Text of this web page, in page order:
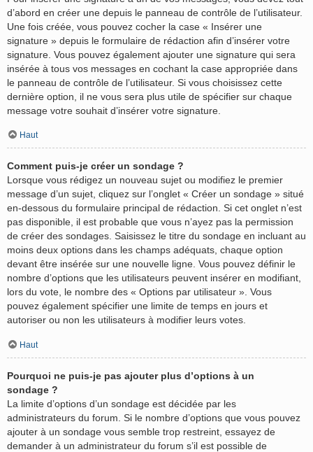
d’abord en créer une depuis le panneau de contrôle de l’utilisateur.
Une fois créée, vous pouvez cocher la case « Insérer une
signature » depuis le formulaire de rédaction afin d’insérer votre
signature. Vous pouvez également ajouter une signature qui sera
insérée à tous vos messages en cochant la case appropriée dans
le panneau de contrôle de l’utilisateur. Si vous choisissez cette
dernière option, il ne vous sera plus utile de spécifier sur chaque
message votre souhait d’insérer votre signature.
Haut
Comment puis-je créer un sondage ?
Lorsque vous rédigez un nouveau sujet ou modifiez le premier
message d’un sujet, cliquez sur l’onglet « Créer un sondage » situé
en-dessous du formulaire principal de rédaction. Si cet onglet n’est
pas disponible, il est probable que vous n’ayez pas la permission
de créer des sondages. Saisissez le titre du sondage en incluant au
moins deux options dans les champs adéquats, chaque option
devant être insérée sur une nouvelle ligne. Vous pouvez définir le
nombre d’options que les utilisateurs peuvent insérer en modifiant,
lors du vote, le nombre des « Options par utilisateur ». Vous
pouvez également spécifier une limite de temps en jours et
autoriser ou non les utilisateurs à modifier leurs votes.
Haut
Pourquoi ne puis-je pas ajouter plus d’options à un
sondage ?
La limite d’options d’un sondage est décidée par les
administrateurs du forum. Si le nombre d’options que vous pouvez
ajouter à un sondage vous semble trop restreint, essayez de
demander à un administrateur du forum s’il est possible de